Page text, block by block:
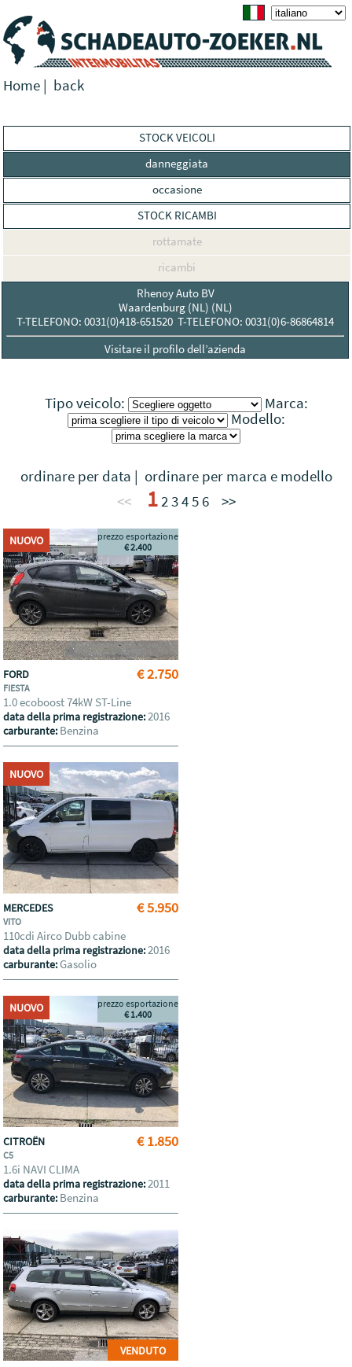
Home | back
STOCK VEICOLI
danneggiata
occasione
STOCK RICAMBI
rottamate
ricambi
Rhenoy Auto BV
Waardenburg (NL) (NL)
T-TELEFONO: 0031(0)418-651520 T-TELEFONO: 0031(0)6-86864814
Visitare il profilo dell’azienda
Tipo veicolo:
Marca:
Modello:
ordinare per data | ordinare per marca e modello
<<
12345 6 >>
NUOVO
€ 2.750
prezzo esportazione
€ 2.400
FORD
FIESTA
1.0 ecoboost 74kW ST-Line
data della prima registrazione:2016
carburante: Benzina
NUOVO
€ 5.950
MERCEDES
VITO
110cdi Airco Dubb cabine
data della prima registrazione:2016
carburante:Gasolio
NUOVO
€ 1.850
prezzo esportazione
€ 1.400
CITROËN
C5
1.6i NAVI CLIMA
data della prima registrazione:2011
carburante: Benzina
VENDUTO